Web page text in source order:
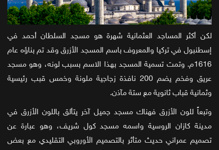
لكن أكثر المساجد العثمانية شهرة هو مسجد السلطان أحمد في
إسطنبول في تركيا والمعروف باسم المسجد الأزرق وقد تم بناؤه عام
1616م. وتمت تسمية المسجد بهذا الاسم بسبب لونه، وهو مسجد
عريق وفخم يضم 200 نافذة زجاجية ملونة وخمس قبب رئيسية
وثمانية قباب ثانوية مع ستة مآذن.
وتبعاً للون الأزرق فهناك مسجد جميل آخر يتألق باللون الأزرق في
مدينة كازان الروسية واسمه مسجد كول شريف، وهو عبارة عن
تصميم عمراني حديث متأثر بالتصميم الأوروبي التقليدي مع بعض